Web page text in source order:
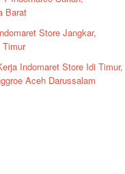
Barat
Store Jangkar,
Timur
Indomaret Store Idi Timur,
Aceh Darussalam